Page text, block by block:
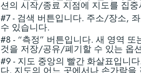
션의 시작/종료 지점에 지도를 집
#7 - 검색 버튼입니다. 주소/장소,
수 있습니다.
#8 - “측정” 버튼입니다. 새 영역
것을 저장/공유/폐기할 수 있는 옵
#9 - 지도 중앙의 빨간 화살표입니